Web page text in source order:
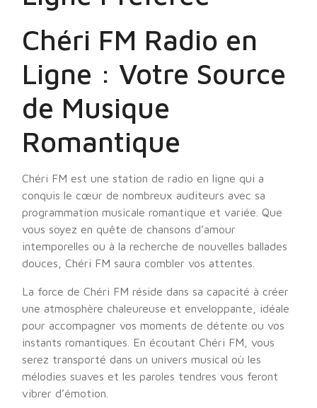
Chéri FM Radio en
Ligne : Votre Source
de Musique
Romantique
Chéri FM est une station de radio en ligne qui a
conquis le cœur de nombreux auditeurs avec sa
programmation musicale romantique et variée. Que
vous soyez en quête de chansons d’amour
intemporelles ou à la recherche de nouvelles ballades
douces, Chéri FM saura combler vos attentes.
La force de Chéri FM réside dans sa capacité à créer
une atmosphère chaleureuse et enveloppante, idéale
pour accompagner vos moments de détente ou vos
instants romantiques. En écoutant Chéri FM, vous
serez transporté dans un univers musical où les
mélodies suaves et les paroles tendres vous feront
vibrer d’émotion.